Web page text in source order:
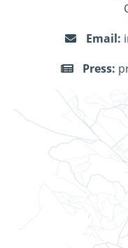
Email:
Press: